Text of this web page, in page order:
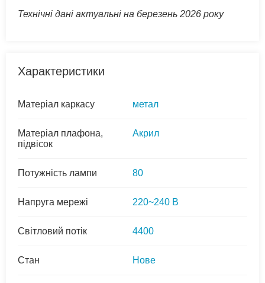
Технічні дані актуальні на березень 2026 року
Характеристики
Матеріал каркасу метал
Матеріал плафона,
підвісок
Акрил
Потужність лампи 80
Напруга мережі 220~240 В
Світловий потік 4400
Стан Нове